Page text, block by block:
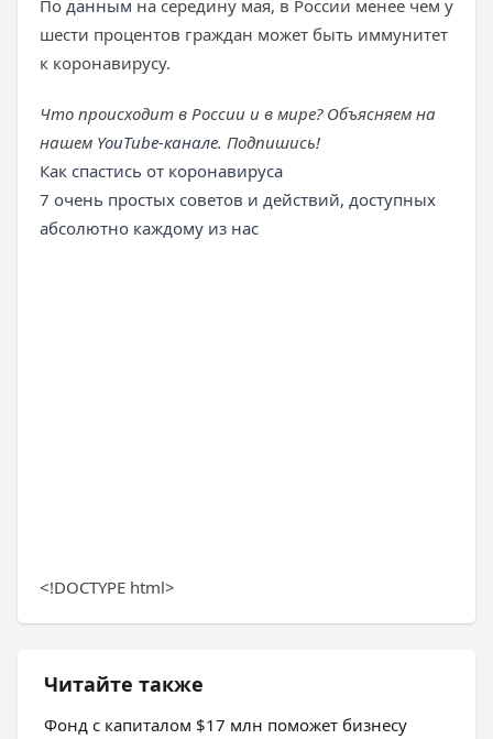
По данным на середину мая, в России менее чем у
шести процентов граждан может быть иммунитет
к коронавирусу.
Что происходит в России и в мире? Объясняем на
нашем YouTube-канале. Подпишись!
Как спастись от коронавируса
7 очень простых советов и действий, доступных
абсолютно каждому из нас
<!DOCTYPE html>
Читайте также
Фонд с капиталом $17 млн поможет бизнесу